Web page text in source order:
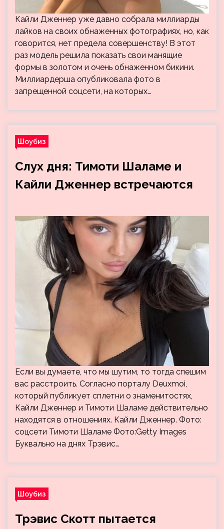
Кайли Дженнер уже давно собрала миллиарды
лайков на своих обнаженных фотографиях, но, как
говорится, нет предела совершенству! В этот
раз модель решила показать свои манящие
формы в золотом и очень обнаженном бикини.
Миллиардерша опубликовала фото в
запрещенной соцсети, на которых…
Шоубиз
Слух дня: Тимоти Шаламе и
Кайли Дженнер встречаются
Если вы думаете, что мы шутим, то тогда спешим
вас расстроить. Согласно порталу Deuxmoi,
который публикует сплетни о знаменитостях,
Кайли Дженнер и Тимоти Шаламе действительно
находятся в отношениях. Кайли Дженнер. Фото:
соцсети Тимоти Шаламе Фото:Getty Images
Буквально на днях Трэвис…
Шоубиз
Трэвис Скотт пытается